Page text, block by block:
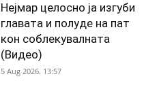
Нејмар целосно ја изгуби
главата и полуде на пат
кон соблекувалната
(Видео)
5 Aug 2026. 13:57